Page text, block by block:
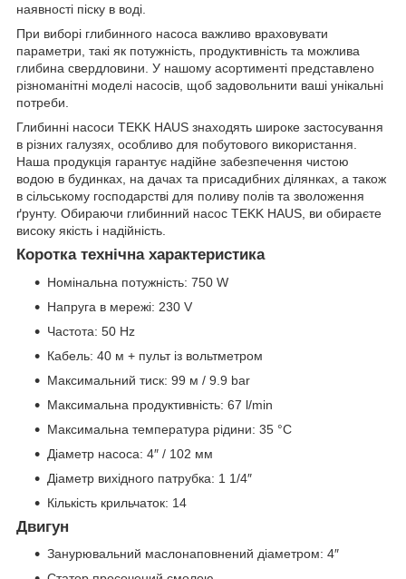
наявності піску в воді.
При виборі глибинного насоса важливо враховувати
параметри, такі як потужність, продуктивність та можлива
глибина свердловини. У нашому асортименті представлено
різноманітні моделі насосів, щоб задовольнити ваші унікальні
потреби.
Глибинні насоси TEKK HAUS знаходять широке застосування
в різних галузях, особливо для побутового використання.
Наша продукція гарантує надійне забезпечення чистою
водою в будинках, на дачах та присадибних ділянках, а також
в сільському господарстві для поливу полів та зволоження
ґрунту. Обираючи глибинний насос TEKK HAUS, ви обираєте
високу якість і надійність.
Коротка технічна характеристика
Номінальна потужність: 750 W
Напруга в мережі: 230 V
Частота: 50 Hz
Кабель: 40 м + пульт із вольтметром
Максимальний тиск: 99 м / 9.9 bar
Максимальна продуктивність: 67 l/min
Максимальна температура рідини: 35 °C
Діаметр насоса: 4″ / 102 мм
Діаметр вихідного патрубка: 1 1/4″
Кількість крильчаток: 14
Двигун
Занурювальний маслонаповнений діаметром: 4″